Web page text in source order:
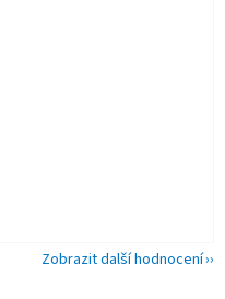
z 5 hvězdiček.
z 5 hvězdiček.
Zobrazit další hodnocení